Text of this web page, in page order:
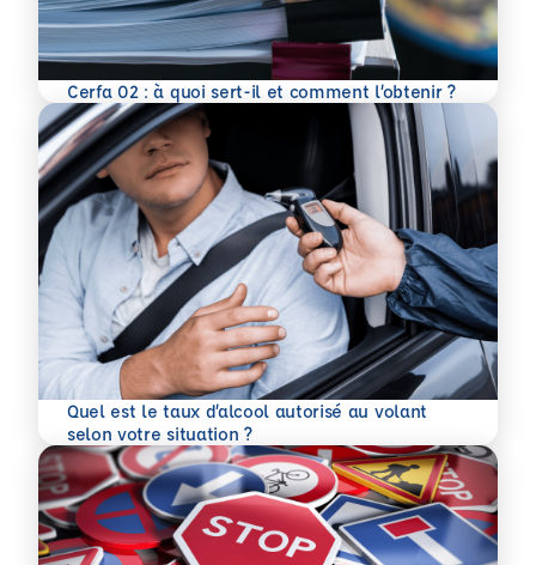
Cerfa 02 : à quoi sert-il et comment l’obtenir ?
En savoir plus
Quel est le taux d’alcool autorisé au volant
selon votre situation ?
En savoir plus